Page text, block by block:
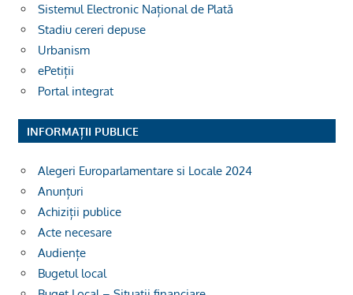
Sistemul Electronic Național de Plată
Stadiu cereri depuse
Urbanism
ePetiții
Portal integrat
INFORMAȚII PUBLICE
Alegeri Europarlamentare si Locale 2024
Anunțuri
Achiziții publice
Acte necesare
Audiențe
Bugetul local